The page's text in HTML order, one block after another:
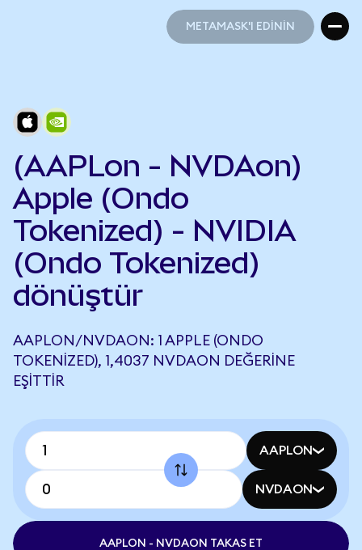
METAMASK'I EDİNİN
(AAPLon - NVDAon)
Apple (Ondo
Tokenized) - NVIDIA
(Ondo Tokenized)
dönüştür
AAPLON/NVDAON: 1 APPLE (ONDO
TOKENIZED), 1,4037 NVDAON DEĞERINE
EŞITTIR
AAPLON
NVDAON
AAPLON - NVDAON TAKAS ET